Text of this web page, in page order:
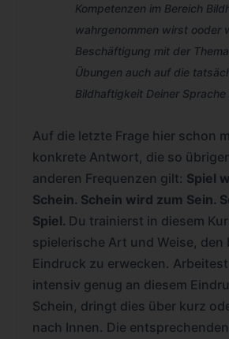
Kompetenzen im Bereich
wahrgenommen wirst ooder
Beschäftigung mit der
Übungen auch auf die
Bildhaftigkeit Deiner Sprache
Auf die letzte Frage hier schon
konkrete Antwort, die so
anderen Frequenzen gilt: Spiel
Schein. Schein wird zum Sein.
Spiel. Du trainierst in diesem
spielerische Art und Weise,
Eindruck zu erwecken.
intensiv genug an diesem
Schein, dringt dies über kurz
nach Innen. Die